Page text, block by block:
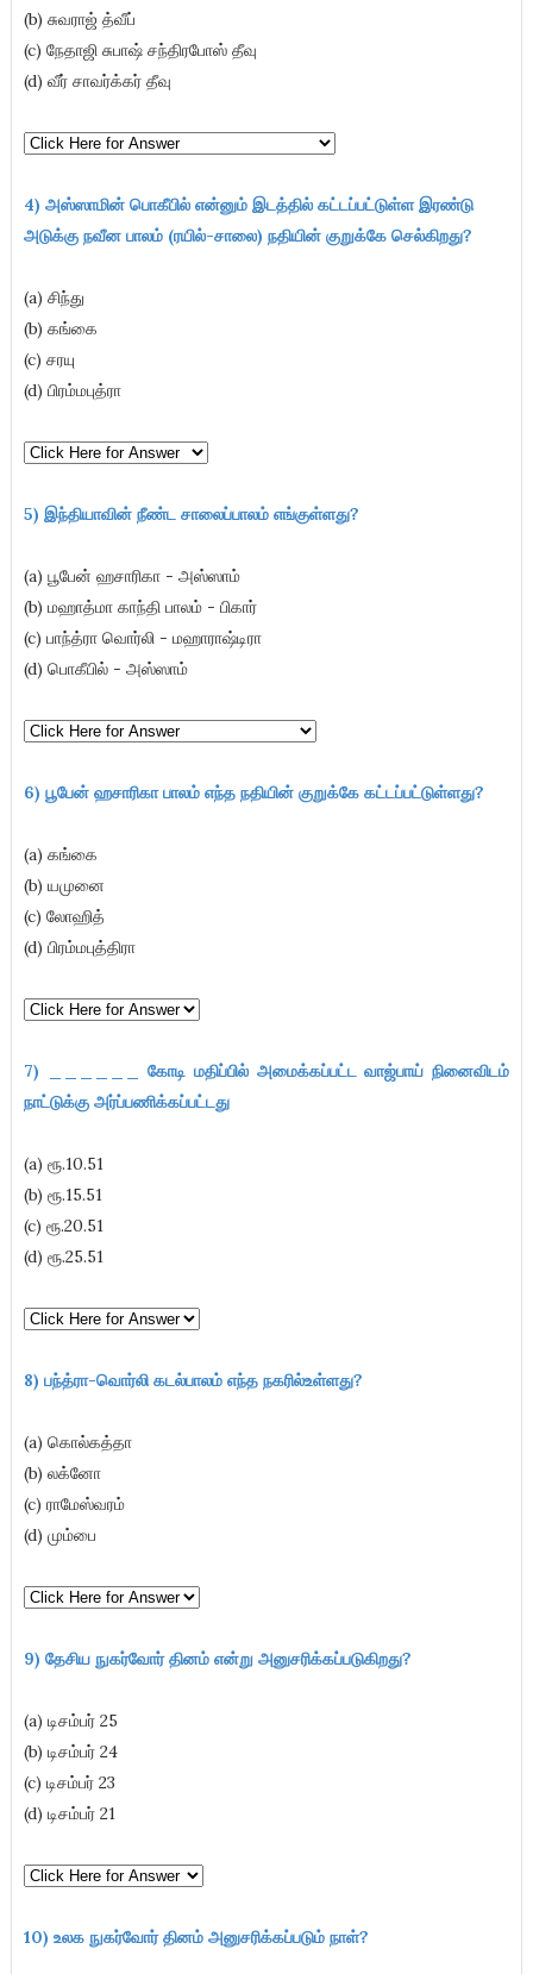
(b) சுவராஜ் த்வீப்
(c) நேதாஜி சுபாஷ் சந்திரபோஸ் தீவு
(d) வீர் சாவர்க்கர் தீவு
4) அஸ்ஸாமின் பொகீபில் என்னும் இடத்தில் கட்டப்பட்டுள்ள இரண்டு
அடுக்கு நவீன பாலம் (ரயில்-சாலை) நதியின் குறுக்கே செல்கிறது?
(a) சிந்து
(b) கங்கை
(c) சரயு
(d) பிரம்மபுத்ரா
5) இந்தியாவின் நீண்ட சாலைப்பாலம் எங்குள்ளது?
(a) பூபேன் ஹசாரிகா - அஸ்ஸாம்
(b) மஹாத்மா காந்தி பாலம் - பிகார்
(c) பாந்த்ரா வொர்லி - மஹாராஷ்டிரா
(d) பொகீபில் - அஸ்ஸாம்
6) பூபேன் ஹசாரிகாபாலம் எந்த நதியின் குறுக்கே கட்டப்பட்டுள்ளது?
(a) கங்கை
(b) யமுனை
(c) லோஹித்
(d) பிரம்மபுத்திரா
7) ______ கோடி மதிப்பில் அமைக்கப்பட்ட வாஜ்பாய் நினைவிடம்
நாட்டுக்கு அர்ப்பணிக்கப்பட்டது
(a) ரூ.10.51
(b) ரூ.15.51
(c) ரூ.20.51
(d) ரூ.25.51
8) பந்த்ரா-வொர்லி கடல்பாலம் எந்த நகரில்உள்ளது?
(a) கொல்கத்தா
(b) லக்னோ
(c) ராமேஸ்வரம்
(d) மும்பை
9) தேசிய நுகர்வோர் தினம் என்று அனுசரிக்கப்படுகிறது?
(a) டிசம்பர் 25
(b) டிசம்பர் 24
(c) டிசம்பர் 23
(d) டிசம்பர் 21
10) உலக நுகர்வோர் தினம் அனுசரிக்கப்படும் நாள்?